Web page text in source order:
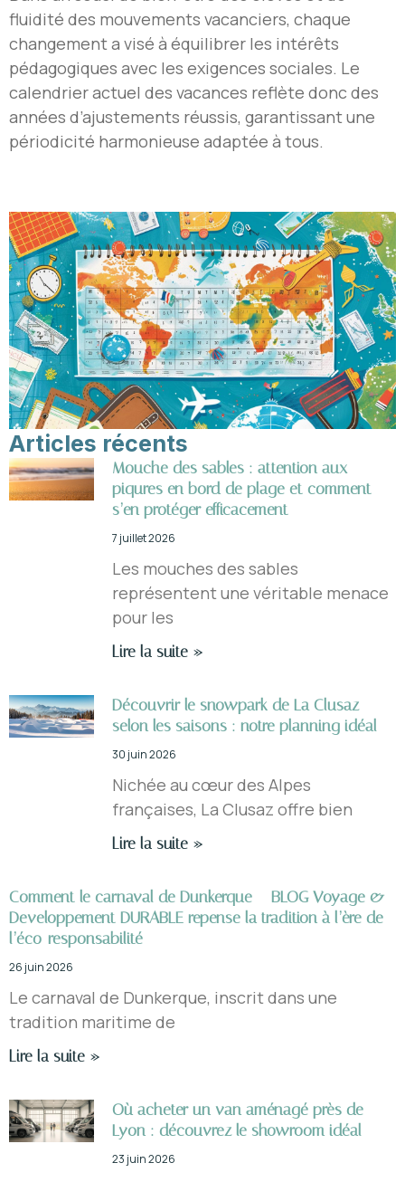
fluidité des mouvements vacanciers, chaque
changement a visé à équilibrer les intérêts
pédagogiques avec les exigences sociales. Le
calendrier actuel des vacances reflète donc des
années d’ajustements réussis, garantissant une
périodicité harmonieuse adaptée à tous.
Articles récents
Mouche des sables : attention aux
piqures en bord de plage et comment
s’en protéger efficacement
7 juillet 2026
Les mouches des sables
représentent une véritable menace
pour les
Lire la suite »
Découvrir le snowpark de La Clusaz
selon les saisons : notre planning idéal
30 juin 2026
Nichée au cœur des Alpes
françaises, La Clusaz offre bien
Lire la suite »
Comment le carnaval de Dunkerque – BLOG Voyage &
Developpement DURABLE repense la tradition à l’ère de
l’éco-responsabilité
26 juin 2026
Le carnaval de Dunkerque, inscrit dans une
tradition maritime de
Lire la suite »
Où acheter un van aménagé près de
Lyon : découvrez le showroom idéal
23 juin 2026